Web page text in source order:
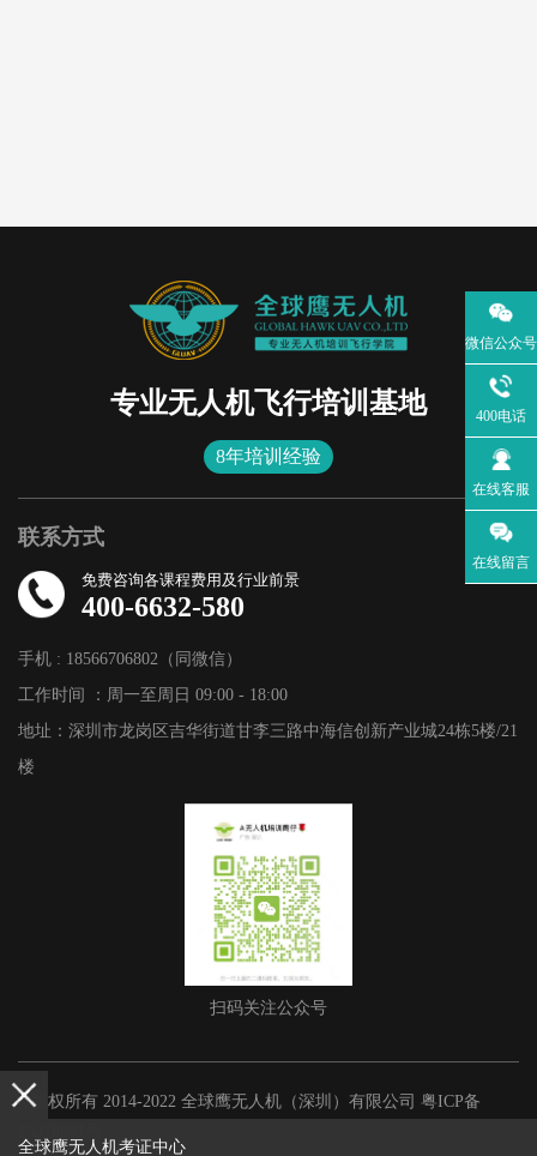
全球鹰无人机考证中心
专业无人机飞行培训基地
8年培训经验
联系方式
免费咨询各课程费用及行业前景
400-6632-580
手机 : 18566706802（同微信）
工作时间 ：周一至周日 09:00 - 18:00
地址：深圳市龙岗区吉华街道甘李三路中海信创新产业城24栋5楼/21
楼
扫码关注公众号
©版权所有 2014-2022 全球鹰无人机（深圳）有限公司 粤ICP备
微信公众号
400电话
在线客服
在线留言